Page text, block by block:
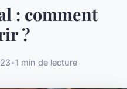
: comment
?
•1 min de lecture